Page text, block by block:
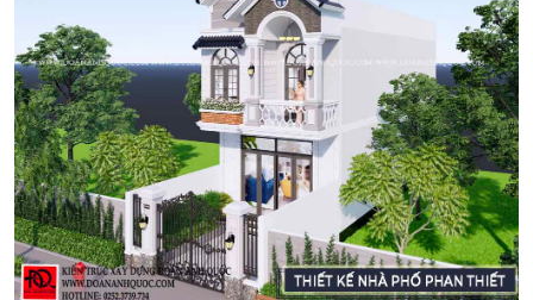
Hình:Phối cảnh nội thất phòng ngủ 2